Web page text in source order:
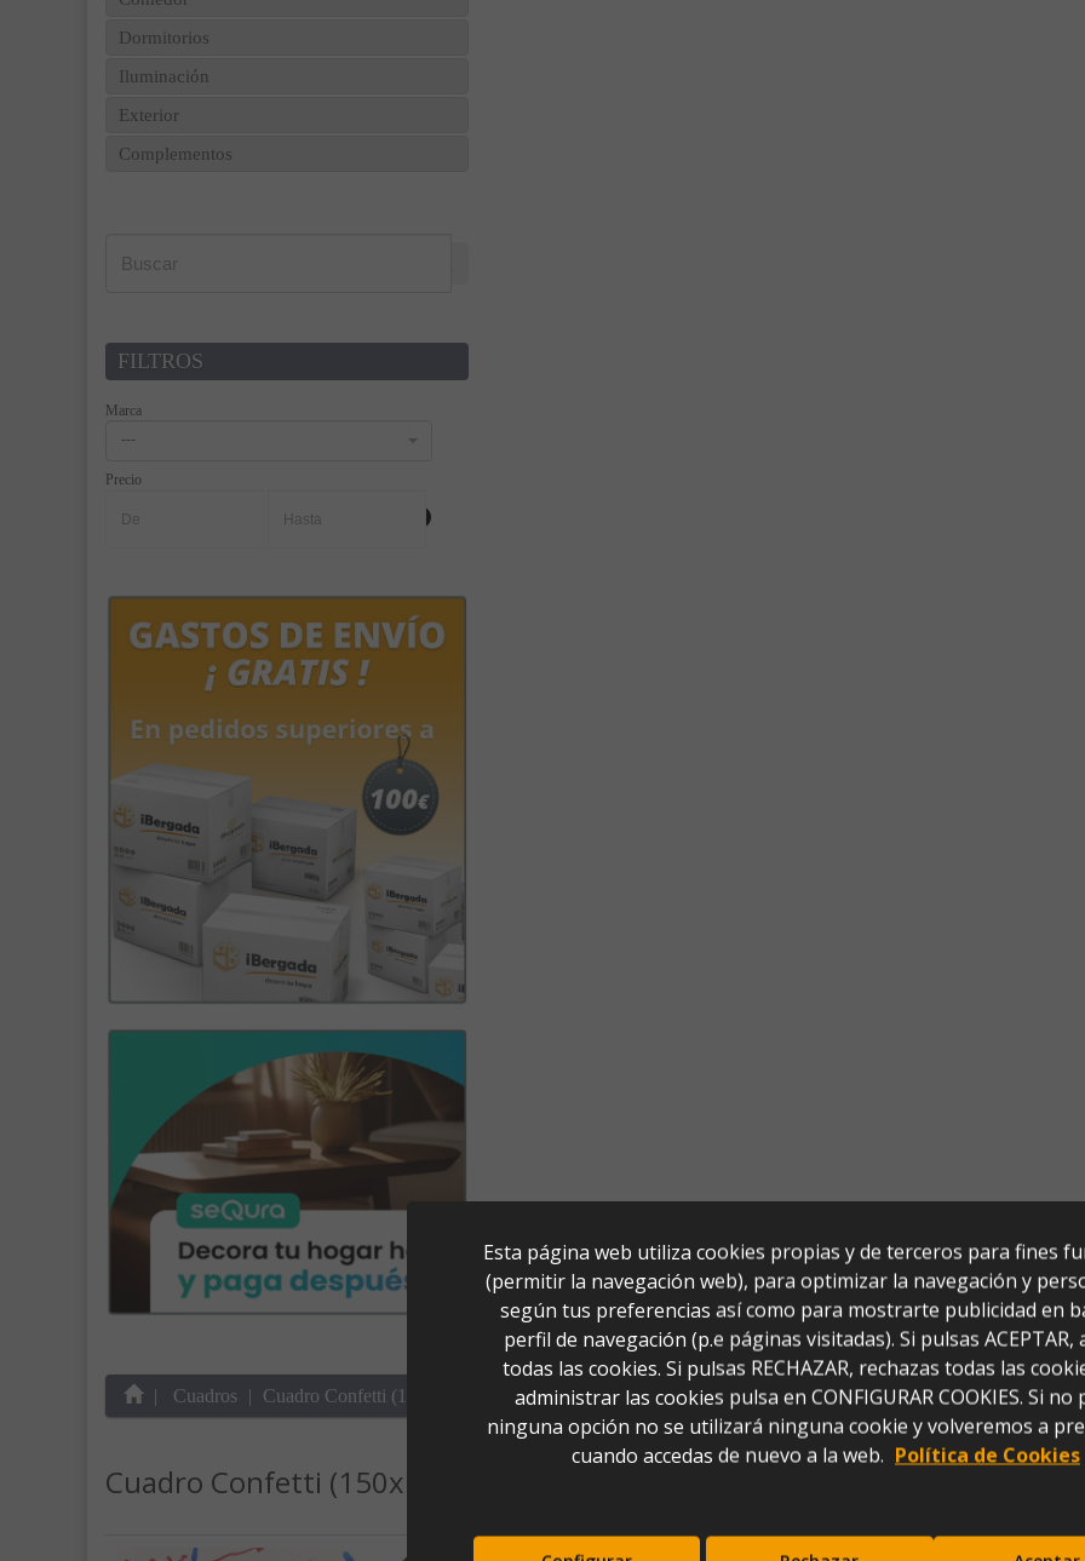
Dormitorios
Iluminación
Exterior
Complementos
FILTROS
Marca
---
Precio
Cuadros Cuadro Confetti (150x150)
Cuadro Confetti (150x150)
Esta página web utiliza cookies propias y de terceros para fines
(permitir la navegación web), para optimizar la navegación y
según tus preferencias así como para mostrarte publicidad en
perfil de navegación (p.e páginas visitadas). Si pulsas ACEPTAR,
todas las cookies. Si pulsas RECHAZAR, rechazas todas las
administrar las cookies pulsa en CONFIGURAR COOKIES. Si no
ninguna opción no se utilizará ninguna cookie y volveremos a
cuando accedas de nuevo a la web. Política de Cookies